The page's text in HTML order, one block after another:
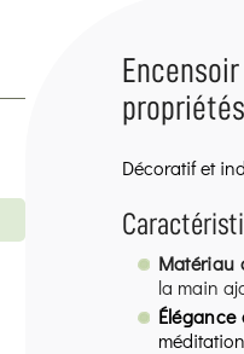
Décoratif et
Matériau
la main